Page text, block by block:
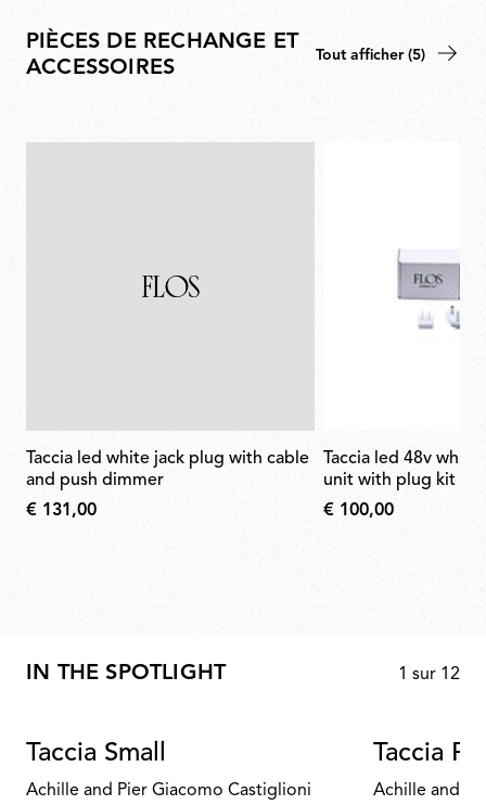
PIÈCES DE RECHANGE ET
ACCESSOIRES
Tout afficher (5)
taccia led white jack plug with cable
and push dimmer
€ 131,00
taccia led 48v white power supply
unit with plug kit
€ 100,00
IN THE SPOTLIGHT 1 sur 12
Taccia Small
Achille and Pier Giacomo Castiglioni
Taccia
Achille and